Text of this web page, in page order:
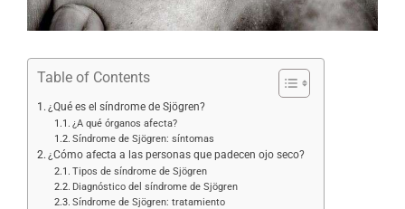
Table of Contents
¿Qué es el síndrome de Sjögren?
¿A qué órganos afecta?
Síndrome de Sjögren: síntomas
¿Cómo afecta a las personas que padecen ojo seco?
Tipos de síndrome de Sjögren
Diagnóstico del síndrome de Sjögren
Síndrome de Sjögren: tratamiento